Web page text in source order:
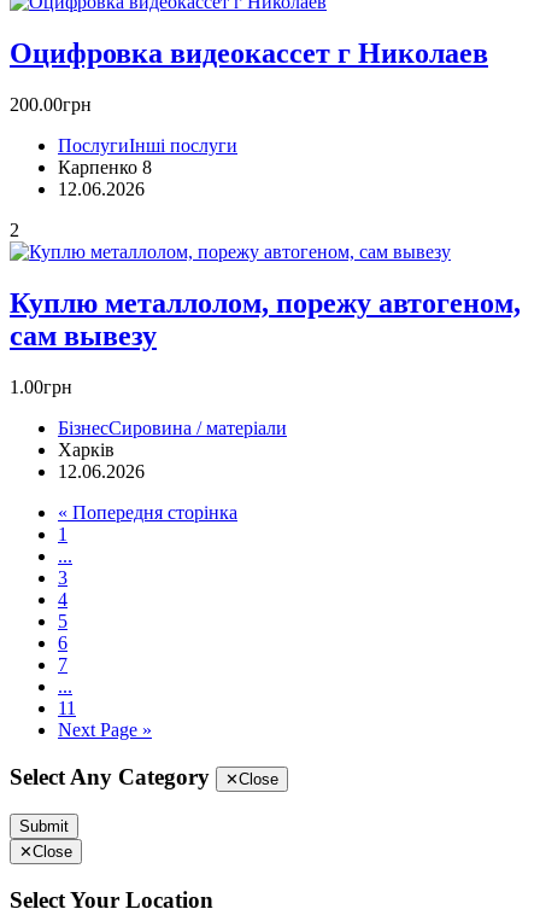
Оцифровка видеокассет г Николаев
200.00грн
ПослугиІнші послуги
Карпенко 8
12.06.2026
2
Куплю металлолом, порежу автогеном,
сам вывезу
1.00грн
БізнесСировина / матеріали
Харків
12.06.2026
« Попередня сторінка
1
...
3
4
5
6
7
...
11
Next Page »
Select Any Category ✕Close
Submit
✕Close
Select Your Location